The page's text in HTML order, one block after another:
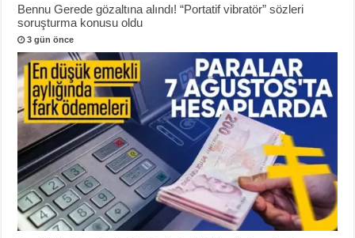
Bennu Gerede gözaltına alındı! “Portatif vibratör” sözleri
soruşturma konusu oldu
3 gün önce